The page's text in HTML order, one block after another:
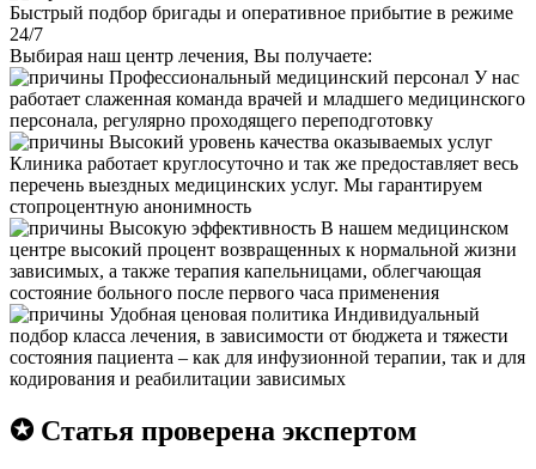
Быстрый подбор бригады и оперативное прибытие в режиме
24/7
Выбирая наш центр лечения, Вы получаете:
Профессиональный медицинский персонал У нас
работает слаженная команда врачей и младшего медицинского
персонала, регулярно проходящего переподготовку
Высокий уровень качества оказываемых услуг
Клиника работает круглосуточно и так же предоставляет весь
перечень выездных медицинских услуг. Мы гарантируем
стопроцентную анонимность
Высокую эффективность В нашем медицинском
центре высокий процент возвращенных к нормальной жизни
зависимых, а также терапия капельницами, облегчающая
состояние больного после первого часа применения
Удобная ценовая политика Индивидуальный
подбор класса лечения, в зависимости от бюджета и тяжести
состояния пациента – как для инфузионной терапии, так и для
кодирования и реабилитации зависимых
✪ Статья проверена экспертом